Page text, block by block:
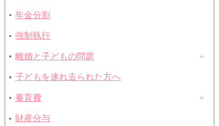
年金分割
強制執行
離婚と子どもの問題
子どもを連れ去られた方へ
養育費
財産分与